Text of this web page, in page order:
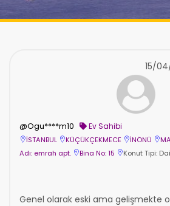
@Ogu****m10 Ev Sahibi
İSTANBUL KÜÇÜKÇEKMECE İNÖNÜ
Adı: emrah apt.
Bina No: 15 Konut Tipi:
15/
Genel olarak eski ama gelişmekte